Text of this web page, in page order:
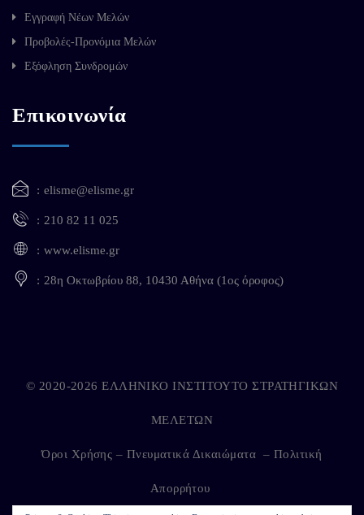
Εγγραφή Νέων Μελών
Προβολές-Προνόμια Μελών
Εξόφληση Συνδρομών
Επικοινωνία
elisme@elisme.gr
210 82 11 025
www.elisme.gr
28η Οκτωβρίου 88, 10430 Αθήνα (1ος όροφος)
© 2020-2026 ΕΛΛΗΝΙΚΟ ΙΝΣΤΙΤΟΥΤΟ ΣΤΡΑΤΗΓΙΚΩΝ
ΜΕΛΕΤΩΝ
Όροι Χρήσης – Πνευματικά Δικαιώματα – Πολιτική
Απορρήτου